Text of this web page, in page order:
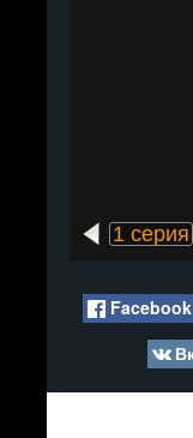
1 серия
Facebook